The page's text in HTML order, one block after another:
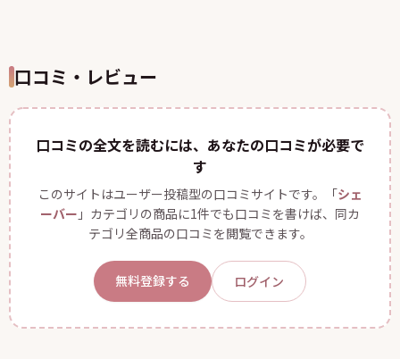
口コミ・レビュー
口コミの全文を読むには、あなたの口コミが必要で
す
このサイトはユーザー投稿型の口コミサイトです。「シェ
ーバー 」カテゴリの商品に1件でも口コミを書けば、同カ
テゴリ全商品の口コミを閲覧できます。
無料登録する ログイン